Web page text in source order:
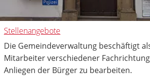
Stellenangebote
Die Gemeindeverwaltung beschäftigt
Mitarbeiter verschiedener
Anliegen der Bürger zu bearbeiten.